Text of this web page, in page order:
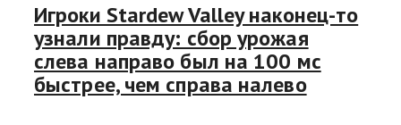
Игроки Stardew Valley наконец-то
узнали правду: сбор урожая
слева направо был на 100 мс
быстрее, чем справа налево